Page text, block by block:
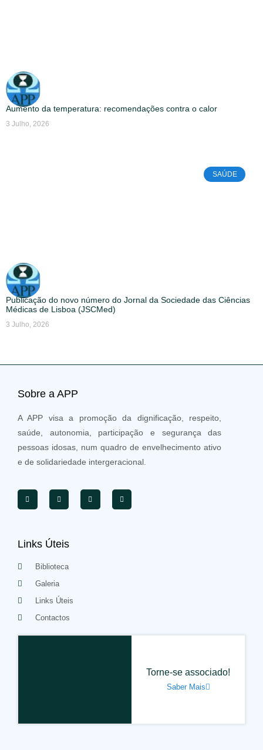
Aumento da temperatura: recomendações contra o calor
3 Julho, 2026
SAÚDE
Publicação do novo número do Jornal da Sociedade das Ciências
Médicas de Lisboa (JSCMed)
3 Julho, 2026
Sobre a APP
A APP visa a promoção da dignificação, respeito,
saúde, autonomia, participação e segurança das
pessoas idosas, num quadro de envelhecimento ativo
e de solidariedade intergeracional.
Links Úteis
Biblioteca
Galeria
Links Úteis
Contactos
Torne-se associado!
Saber Mais